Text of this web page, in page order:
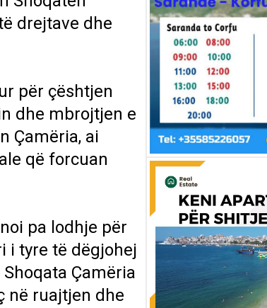
drejtave dhe
për çështjen
dhe mbrojtjen e
Çamëria, ai
që forcuan
pa lodhje për
i tyre të dëgjohej
Çamëria
në ruajtjen dhe